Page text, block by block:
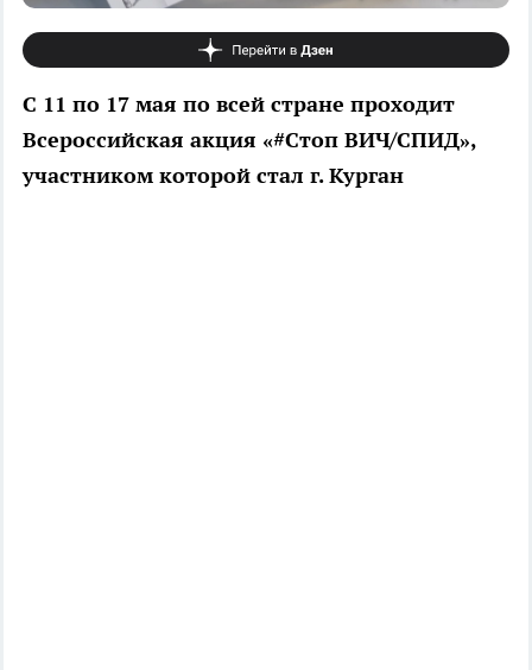
С 11 по 17 мая по всей стране проходит
Всероссийская акция «#Стоп ВИЧ/СПИД»,
участником которой стал г. Курган